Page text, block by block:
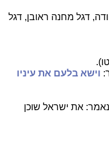
דגל מחנה ראובן, דגל
וישא בלעם את עיניו
את ישראל שוכן